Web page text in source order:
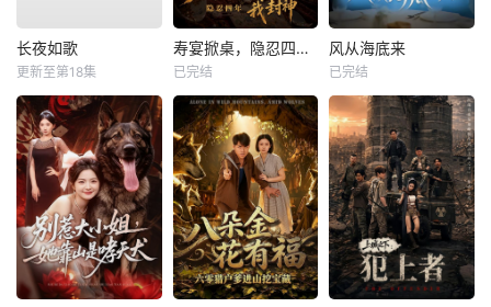
长夜如歌
更新至第18集
寿宴掀桌，隐忍四年我封神
已完结
风从海底来
已完结